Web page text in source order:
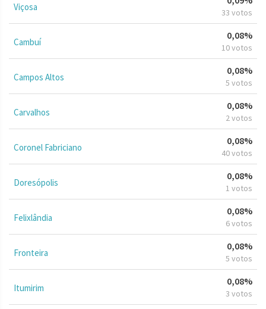
Viçosa 33 votos
Cambuí
0,08%
10 votos
Campos Altos
0,08%
5 votos
Carvalhos
0,08%
2 votos
Coronel Fabriciano
0,08%
40 votos
Doresópolis
0,08%
1 votos
Felixlândia
0,08%
6 votos
Fronteira
0,08%
5 votos
Itumirim
0,08%
3 votos